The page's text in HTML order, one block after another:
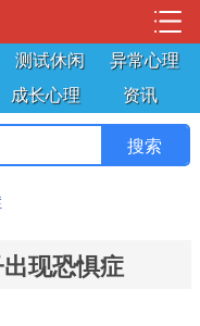
测试休闲
异常心理
成长心理 资讯
现恐惧症